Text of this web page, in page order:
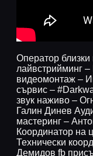
Оператор
лайвстрийминг
видеомонтаж –
сървис –
звук наживо –
Галин Динев
мастеринг –
Координатор на
Технически
Демидов fb